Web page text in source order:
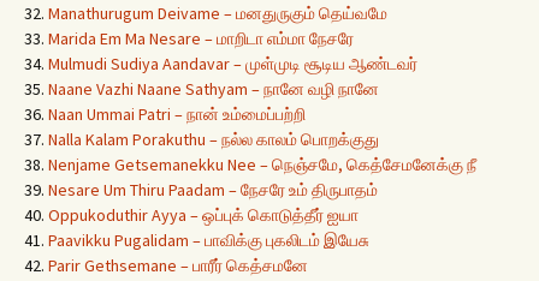
32. Manathurugum Deivame – மனதுருகும் தெய்வமே
33. Marida Em Ma Nesare – மாறிடா எம்மா நேசரே
34. Mulmudi Sudiya Aandavar – முள்முடி சூடிய ஆண்டவர்
35. Naane Vazhi Naane Sathyam – நானே வழி நானே
36. Naan Ummai Patri – நான் உம்மைப்பற்றி
37. Nalla Kalam Porakuthu – நல்ல காலம் பொறக்குது
38. Nenjame Getsemanekku Nee – நெஞ்சமே, கெத்சேமனேக்கு நீ
39. Nesare Um Thiru Paadam – நேசரே உம் திருபாதம்
40. Oppukoduthir Ayya – ஒப்புக் கொடுத்தீர் ஐயா
41. Paavikku Pugalidam – பாவிக்கு புகலிடம் இயேசு
42. Parir Gethsemane – பாரீர் கெத்சமனே